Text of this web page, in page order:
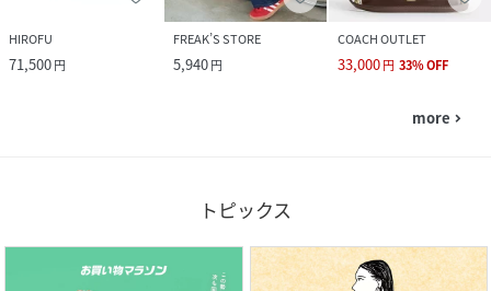
HIROFU
71,500円
FREAK’S STORE
5,940円
COACH OUTLET
33,000円 33%OFF
more navigate_next
トピックス